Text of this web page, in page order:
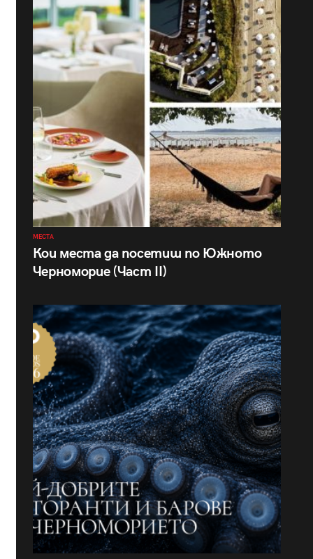
МЕСТА
Кои места да посетиш по Южното
Черноморие (Част II)